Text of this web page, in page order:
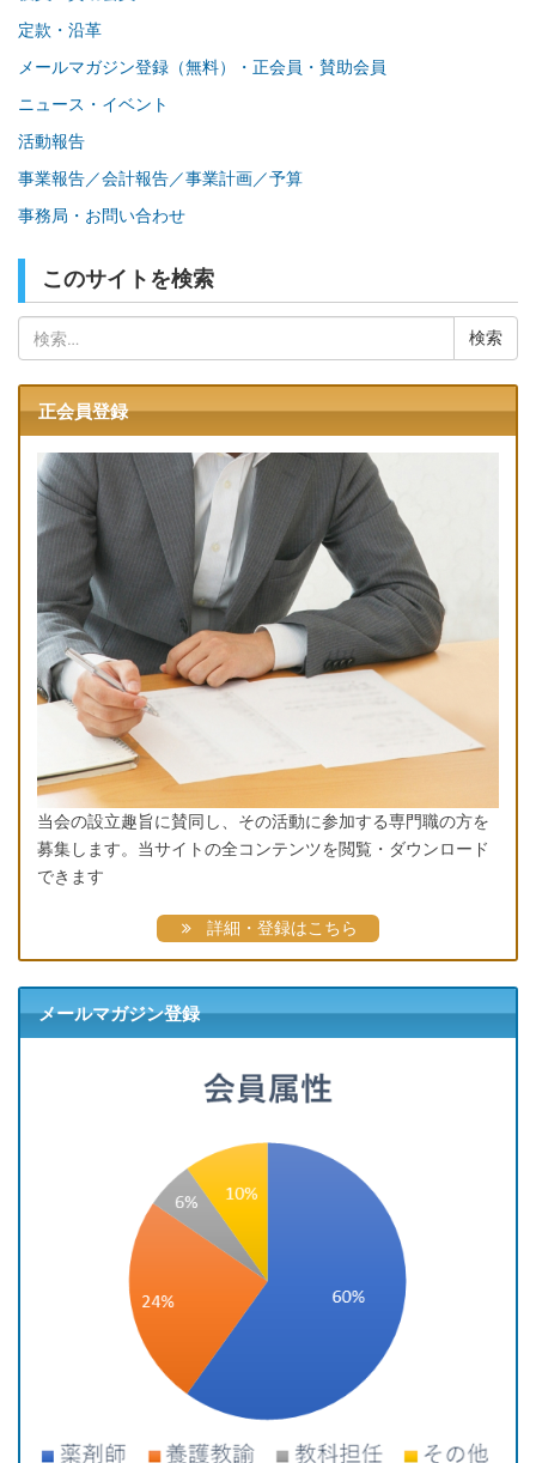
定款・沿革
メールマガジン登録（無料）・正会員・賛助会員
ニュース・イベント
活動報告
事業報告／会計報告／事業計画／予算
事務局・お問い合わせ
このサイトを検索
索:
正会員登録
当会の設立趣旨に賛同し、その活動に参加する専門職の方を
募集します。当サイトの全コンテンツを閲覧・ダウンロード
できます
詳細・登録はこちら
メールマガジン登録